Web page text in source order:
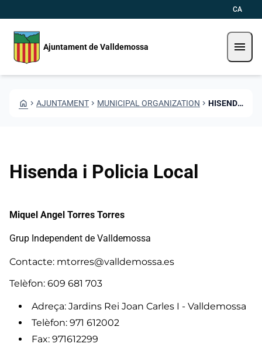
CA
Ajuntament de Valldemossa menu
HOME CHEVRON_RIGHT AJUNTAMENT CHEVRON_RIGHT MUNICIPAL ORGANIZATION CHEVRON_RIGHT HISENDA I POLICIA LOCAL
Hisenda i Policia Local
Miquel Angel Torres Torres
Grup Independent de Valldemossa
Contacte: mtorres@valldemossa.es
Telèfon: 609 681 703
Adreça: Jardins Rei Joan Carles I - Valldemossa
Telèfon: 971 612002
Fax: 971612299